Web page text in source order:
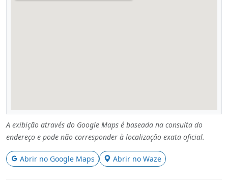
A exibição através do Google Maps é baseada na consulta do
endereço e pode não corresponder à localização exata oficial.
Abrir no Google Maps Abrir no Waze